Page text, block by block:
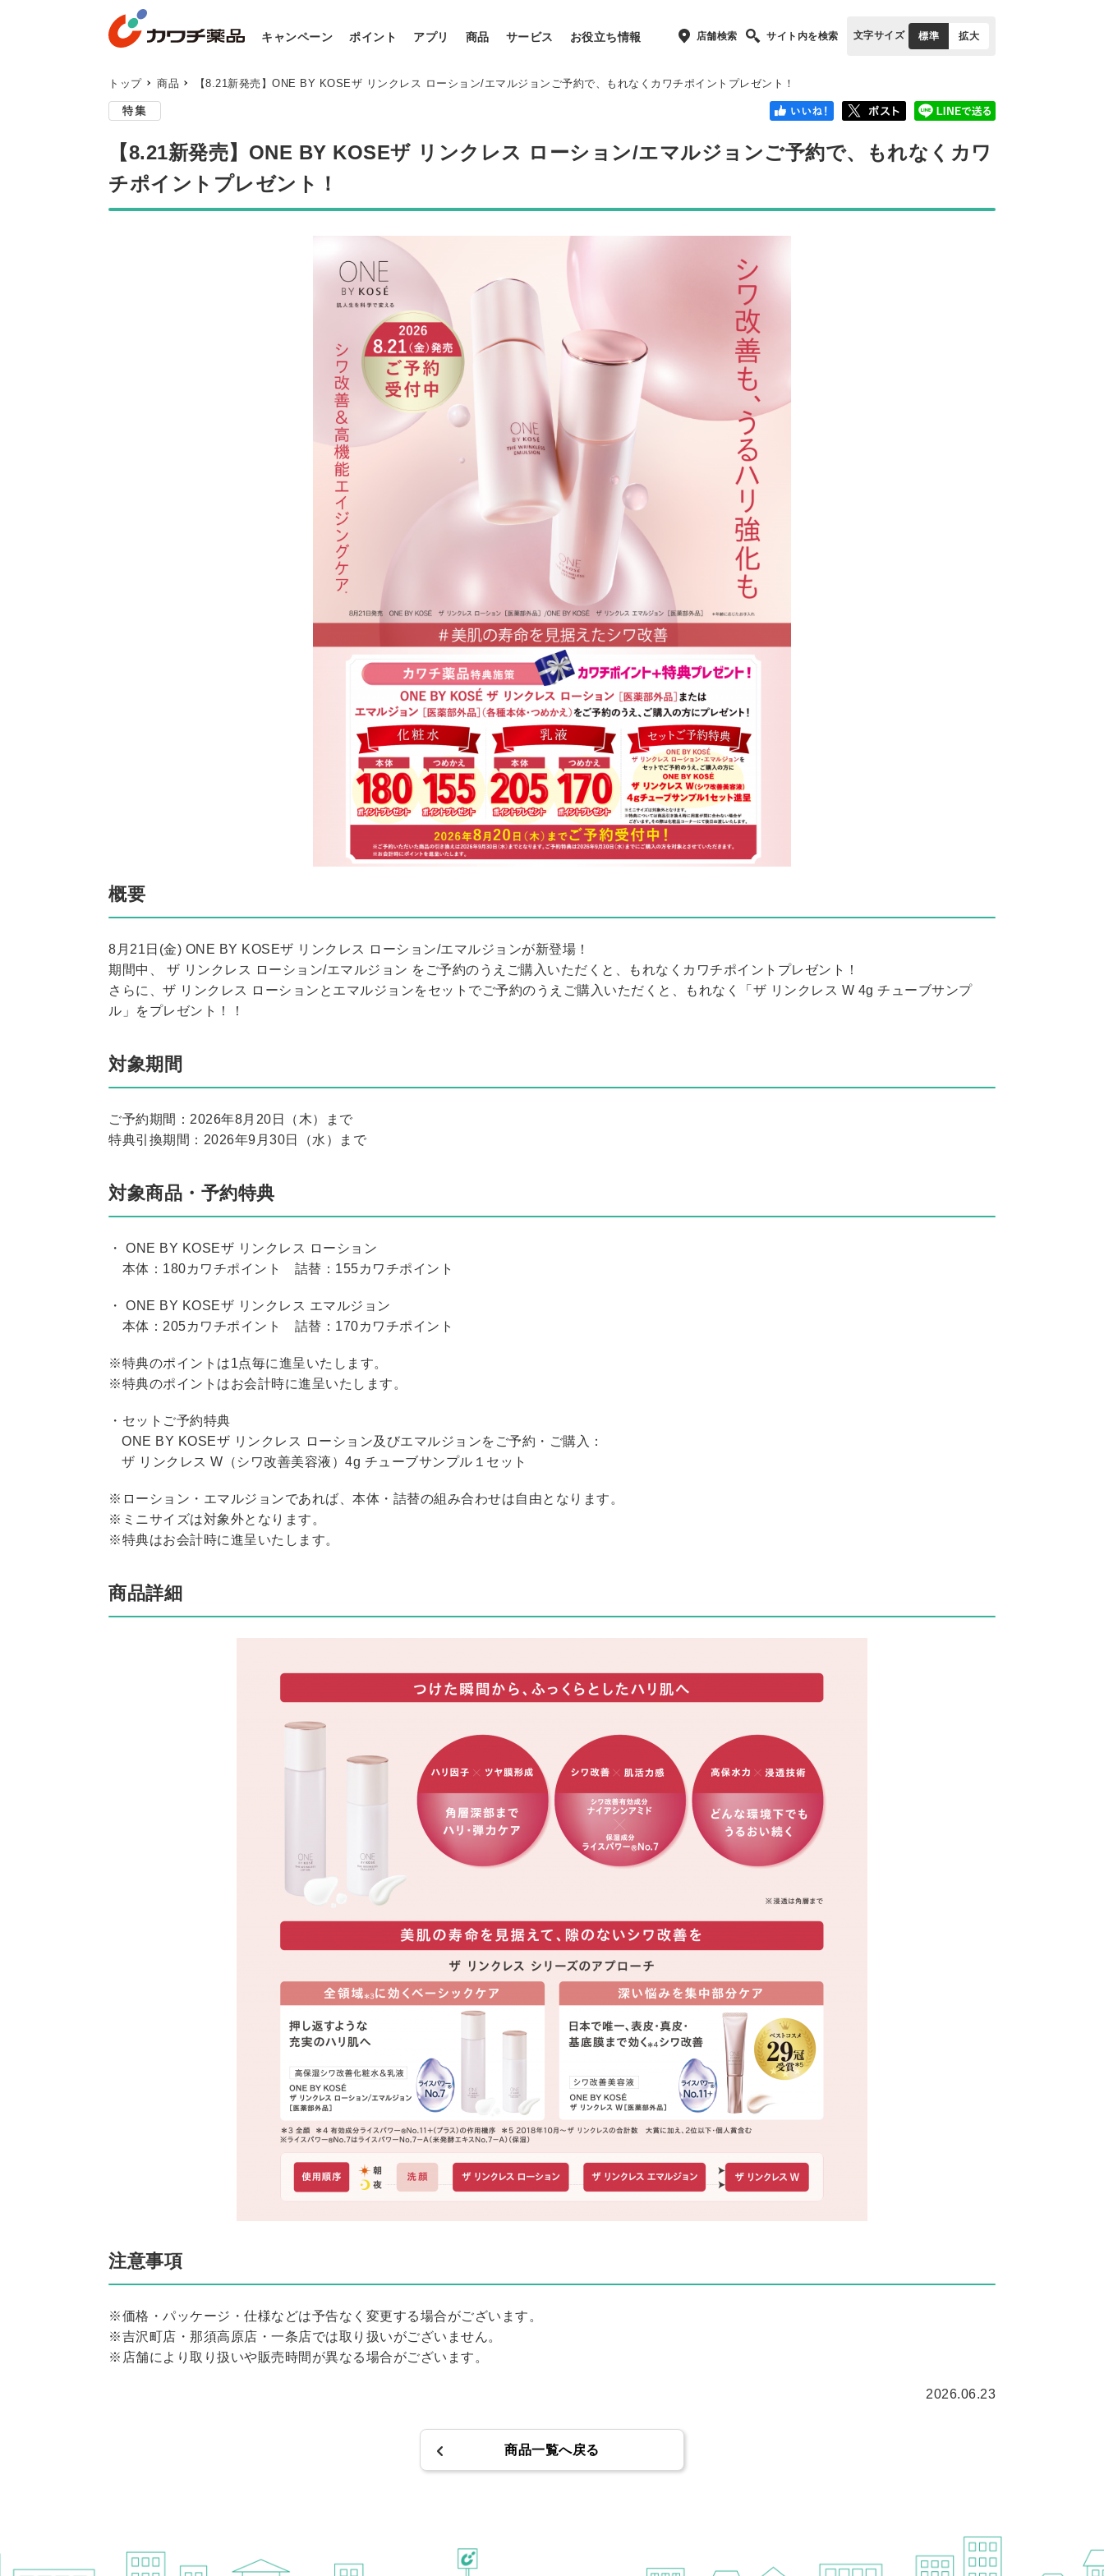
キャンペーン ポイント アプリ 商品 サービス お役立ち情報 店舗検索 サイト内を検索 文字サイズ 標準 拡大
トップ 商品 【8.21新発売】ONE BY KOSEザ リンクレス ローション/エマルジョンご予約で、もれなくカワチポイントプレゼント！
【8.21新発売】ONE BY KOSEザ リンクレス ローション/エマルジョンご予約で、もれなくカワ
チポイントプレゼント！
概要
8月21日(金) ONE BY KOSEザ リンクレス ローション/エマルジョンが新登場！
期間中、 ザ リンクレス ローション/エマルジョン をご予約のうえご購入いただくと、もれなくカワチポイントプレゼント！
さらに、ザ リンクレス ローションとエマルジョンをセットでご予約のうえご購入いただくと、もれなく「ザ リンクレス W 4g チューブサンプ
ル」をプレゼント！！
対象期間
ご予約期間：2026年8月20日（木）まで
特典引換期間：2026年9月30日（水）まで
対象商品・予約特典
・ ONE BY KOSEザ リンクレス ローション
本体：180カワチポイント 詰替：155カワチポイント
・ ONE BY KOSEザ リンクレス エマルジョン
本体：205カワチポイント 詰替：170カワチポイント
※特典のポイントは1点毎に進呈いたします。
※特典のポイントはお会計時に進呈いたします。
・セットご予約特典
ONE BY KOSEザ リンクレス ローション及びエマルジョンをご予約・ご購入：
ザ リンクレス W（シワ改善美容液）4g チューブサンプル１セット
※ローション・エマルジョンであれば、本体・詰替の組み合わせは自由となります。
※ミニサイズは対象外となります。
※特典はお会計時に進呈いたします。
商品詳細
注意事項
※価格・パッケージ・仕様などは予告なく変更する場合がございます。
※吉沢町店・那須高原店・一条店では取り扱いがございません。
※店舗により取り扱いや販売時間が異なる場合がございます。
2026.06.23
商品一覧へ戻る